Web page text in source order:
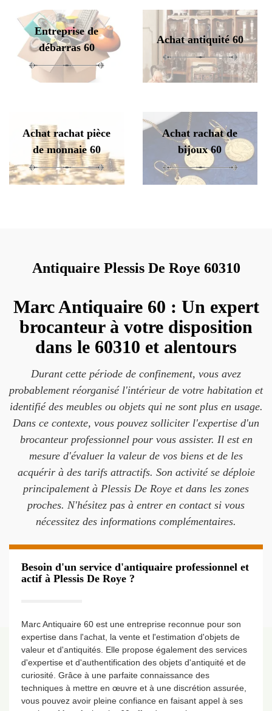
Entreprise de
débarras 60
Achat antiquité 60
Achat rachat pièce
de monnaie 60
Achat rachat de
bijoux 60
Antiquaire Plessis De Roye 60310
Marc Antiquaire 60 : Un expert
brocanteur à votre disposition
dans le 60310 et alentours
Durant cette période de confinement, vous avez
probablement réorganisé l'intérieur de votre habitation et
identifié des meubles ou objets qui ne sont plus en usage.
Dans ce contexte, vous pouvez solliciter l'expertise d'un
brocanteur professionnel pour vous assister. Il est en
mesure d'évaluer la valeur de vos biens et de les
acquérir à des tarifs attractifs. Son activité se déploie
principalement à Plessis De Roye et dans les zones
proches. N'hésitez pas à entrer en contact si vous
nécessitez des informations complémentaires.
Besoin d'un service d'antiquaire professionnel et
actif à Plessis De Roye ?
Marc Antiquaire 60 est une entreprise reconnue pour son
expertise dans l'achat, la vente et l'estimation d'objets de
valeur et d'antiquités. Elle propose également des services
d'expertise et d'authentification des objets d'antiquité et de
curiosité. Grâce à une parfaite connaissance des
techniques à mettre en œuvre et à une discrétion assurée,
vous pouvez avoir pleine confiance en faisant appel à ses